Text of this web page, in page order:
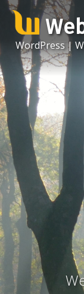
Ga
naar
inhoud
WordPress |